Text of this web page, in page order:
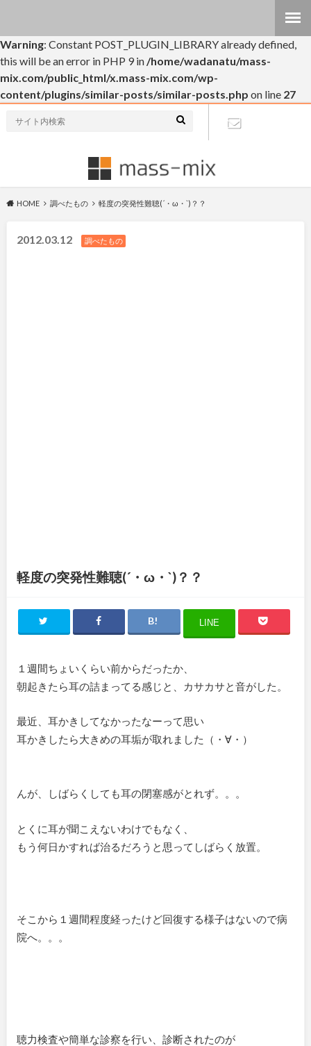
Warning: Constant POST_PLUGIN_LIBRARY already defined,
this will be an error in PHP 9 in/home/wadanatu/mass-
mix.com/public_html/x.mass-mix.com/wp-
content/plugins/similar-posts/similar-posts.php on line 27
せ
HOME 調べたもの 軽度の突発性難聴(´・ω・`)？？
2012.03.12 調べたもの
軽度の突発性難聴(´・ω・`)？？
LINE
１週間ちょいくらい前からだったか、
朝起きたら耳の詰まってる感じと、カサカサと音がした。
最近、耳かきしてなかったなーって思い
耳かきしたら大きめの耳垢が取れました（・∀・）
んが、しばらくしても耳の閉塞感がとれず。。。
とくに耳が聞こえないわけでもなく、
もう何日かすれば治るだろうと思ってしばらく放置。
そこから１週間程度経ったけど回復する様子はないので病
院へ。。。
聴力検査や簡単な診察を行い、診断されたのが